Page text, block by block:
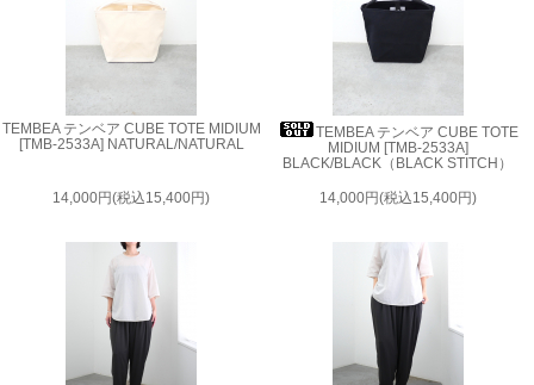
TEMBEA テンベア CUBE TOTE MIDIUM
[TMB-2533A] NATURAL/NATURAL
14,000円(税込15,400円)
TEMBEA テンベア CUBE TOTE
MIDIUM [TMB-2533A]
BLACK/BLACK（BLACK STITCH）
14,000円(税込15,400円)